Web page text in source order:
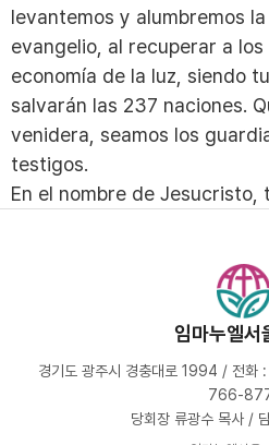
levantemos y alumbremos
evangelio, al recuperar a
economía de la luz, siendo
salvarán las 237 naciones.
venidera, seamos los
testigos.
En el nombre de Jesucristo,
임마누엘서
경기도 광주시 경충대로 1994 / 전
766-
당회장 류광수 목사 /